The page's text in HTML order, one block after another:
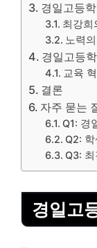
경일고등
최강희
노력
경일고등
교육
결론
자주 묻는
Q1: 경
Q2:
Q3:
경일고